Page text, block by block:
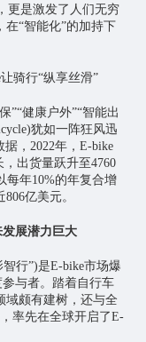
更是激发了人们无穷
“智能化”的加持下
骑行“纵享丝滑”
”“健康户外”“智能出
犹如一阵狂风迅
，2022年，E-bike
出货量跃升至4760
每年10%的年复合增
亿美元。
展潜力巨大
行”)是E-bike市场爆
与者。踏着自行车
域颇有建树，还与全
率先在全球开启了E-